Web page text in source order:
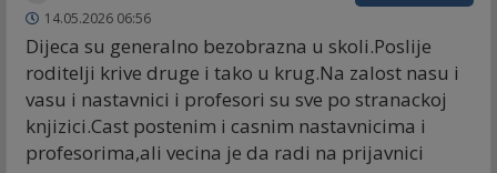
14.05.2026 06:56
Dijeca su generalno bezobrazna u skoli.Poslije
roditelji krive druge i tako u krug.Na zalost nasu i
vasu i nastavnici i profesori su sve po stranackoj
knjizici.Cast postenim i casnim nastavnicima i
profesorima,ali vecina je da radi na prijavnici